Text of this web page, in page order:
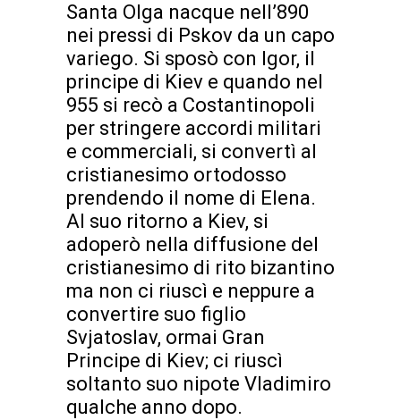
Santa Olga nacque nell’890
nei pressi di Pskov da un capo
variego. Si sposò con Igor, il
principe di Kiev e quando nel
955 si recò a Costantinopoli
per stringere accordi militari
e commerciali, si convertì al
cristianesimo ortodosso
prendendo il nome di Elena.
Al suo ritorno a Kiev, si
adoperò nella diffusione del
cristianesimo di rito bizantino
ma non ci riuscì e neppure a
convertire suo figlio
Svjatoslav, ormai Gran
Principe di Kiev; ci riuscì
soltanto suo nipote Vladimiro
qualche anno dopo.